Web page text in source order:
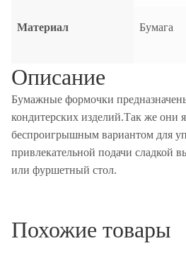
Материал Бумага
Описание
Бумажные формочки
кондитерских изделий.Так же они
беспроигрышным вариантом для
привлекательной подачи сладкой
или фуршетный стол.
Похожие товары